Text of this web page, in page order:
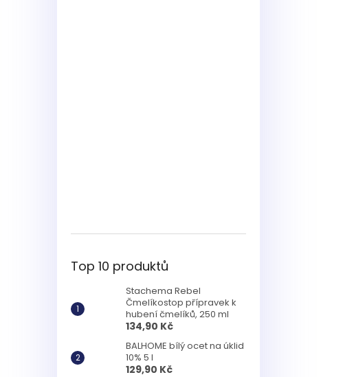
Top 10 produktů
Stachema Rebel
Čmelíkostop přípravek k
hubení čmelíků, 250 ml
134,90 Kč
BALHOME bílý ocet na úklid
10% 5 l
129,90 Kč